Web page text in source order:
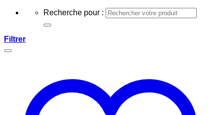
Recherche pour :
Filtrer